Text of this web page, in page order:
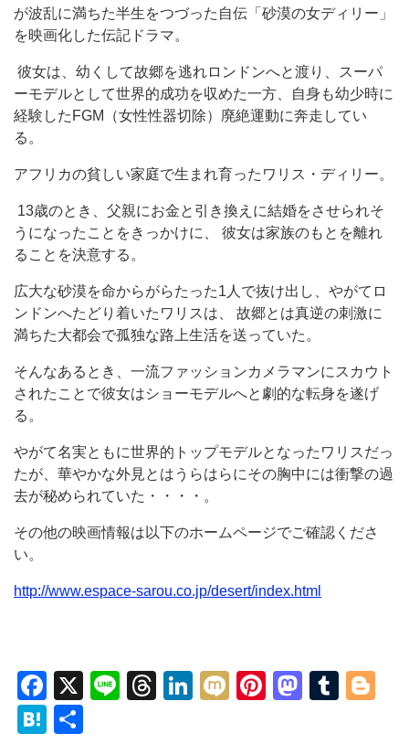
が波乱に満ちた半生をつづった自伝「砂漠の女ディリー」
を映画化した伝記ドラマ。
彼女は、幼くして故郷を逃れロンドンへと渡り、スーパ
ーモデルとして世界的成功を収めた一方、自身も幼少時に
経験したFGM（女性性器切除）廃絶運動に奔走してい
る。
アフリカの貧しい家庭で生まれ育ったワリス・ディリー。
13歳のとき、父親にお金と引き換えに結婚をさせられそ
うになったことをきっかけに、 彼女は家族のもとを離れ
ることを決意する。
広大な砂漠を命からがらたった1人で抜け出し、やがてロ
ンドンへたどり着いたワリスは、 故郷とは真逆の刺激に
満ちた大都会で孤独な路上生活を送っていた。
そんなあるとき、一流ファッションカメラマンにスカウト
されたことで彼女はショーモデルへと劇的な転身を遂げ
る。
やがて名実ともに世界的トップモデルとなったワリスだっ
たが、華やかな外見とはうらはらにその胸中には衝撃の過
去が秘められていた・・・・。
その他の映画情報は以下のホームページでご確認くださ
い。
http://www.espace-sarou.co.jp/desert/index.html
Facebook
X LineThreads
LinkedIn
MixiPinterest
Hatena